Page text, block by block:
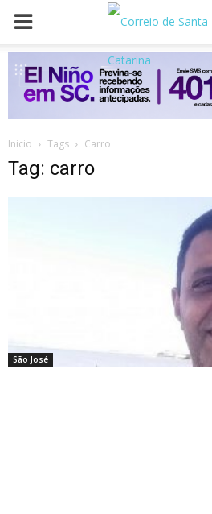
Inicio Tags Carro
Tag: carro
São José